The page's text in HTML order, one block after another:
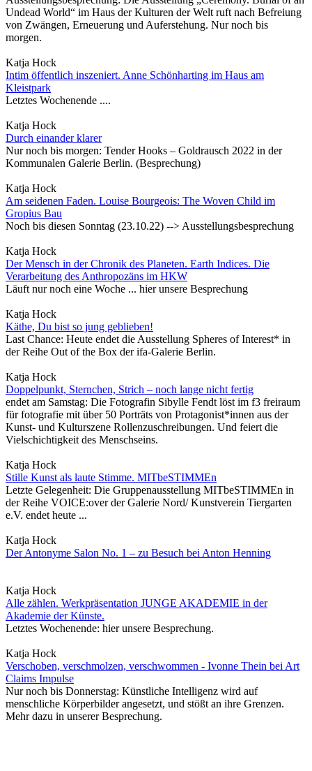
Undead World“ im Haus der Kulturen der Welt ruft nach Befreiung
von Zwängen, Erneuerung und Auferstehung. Nur noch bis
morgen.
Katja Hock
Intim öffentlich inszeniert. Anne Schönharting im Haus am
Kleistpark
Letztes Wochenende ....
Katja Hock
Durch einander klarer
Nur noch bis morgen: Tender Hooks – Goldrausch 2022 in der
Kommunalen Galerie Berlin. (Besprechung)
Katja Hock
Am seidenen Faden. Louise Bourgeois: The Woven Child im
Gropius Bau
Noch bis diesen Sonntag (23.10.22) --> Ausstellungsbesprechung
Katja Hock
Der Mensch in der Chronik des Planeten. Earth Indices. Die
Verarbeitung des Anthropozäns im HKW
Läuft nur noch eine Woche ... hier unsere Besprechung
Katja Hock
Käthe, Du bist so jung geblieben!
Last Chance: Heute endet die Ausstellung Spheres of Interest* in
der Reihe Out of the Box der ifa-Galerie Berlin.
Katja Hock
Doppelpunkt, Sternchen, Strich – noch lange nicht fertig
endet am Samstag: Die Fotografin Sibylle Fendt löst im f3 freiraum
für fotografie mit über 50 Porträts von Protagonist*innen aus der
Kunst- und Kulturszene Rollenzuschreibungen. Und feiert die
Vielschichtigkeit des Menschseins.
Katja Hock
Stille Kunst als laute Stimme. MITbeSTIMMEn
Letzte Gelegenheit: Die Gruppenausstellung MITbeSTIMMEn in
der Reihe VOICE:over der Galerie Nord/ Kunstverein Tiergarten
e.V. endet heute ...
Katja Hock
Der Antonyme Salon No. 1 – zu Besuch bei Anton Henning
Katja Hock
Alle zählen. Werkpräsentation JUNGE AKADEMIE in der
Akademie der Künste.
Letztes Wochenende: hier unsere Besprechung.
Katja Hock
Verschoben, verschmolzen, verschwommen - Ivonne Thein bei Art
Claims Impulse
Nur noch bis Donnerstag: Künstliche Intelligenz wird auf
menschliche Körperbilder angesetzt, und stößt an ihre Grenzen.
Mehr dazu in unserer Besprechung.